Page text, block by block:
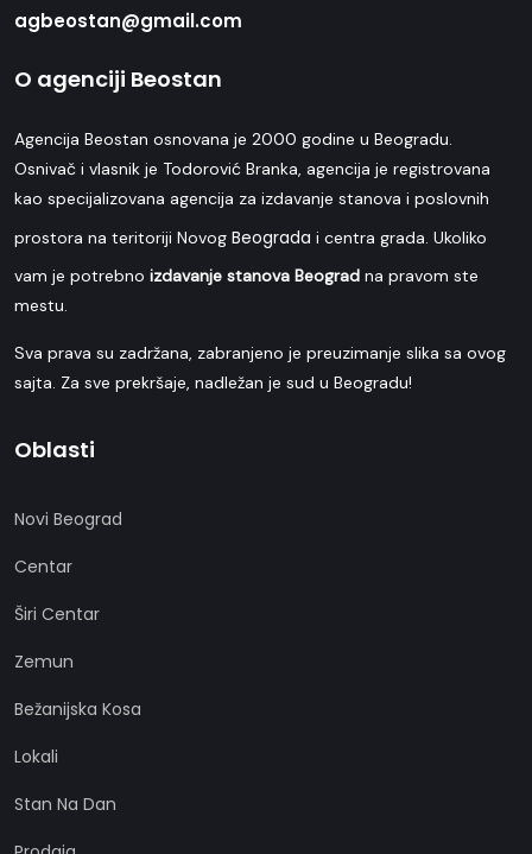
agbeostan@gmail.com
O agenciji Beostan
Agencija Beostan osnovana je 2000 godine u Beogradu.
Osnivač i vlasnik je Todorović Branka, agencija je registrovana
kao specijalizovana agencija za izdavanje stanova i poslovnih
prostora na teritoriji Novog Beograda i centra grada. Ukoliko
vam je potrebno izdavanje stanova Beograd na pravom ste
mestu.
Sva prava su zadržana, zabranjeno je preuzimanje slika sa ovog
sajta. Za sve prekršaje, nadležan je sud u Beogradu!
Oblasti
Novi Beograd
Centar
Širi Centar
Zemun
Bežanijska Kosa
Lokali
Stan Na Dan